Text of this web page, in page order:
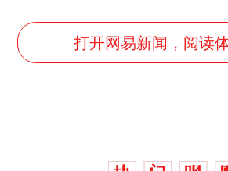
打开网易新闻，阅读